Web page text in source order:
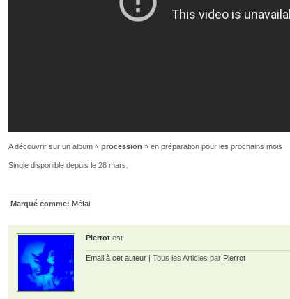
A découvrir sur un album « procession » en préparation pour les prochains mois
Single disponible depuis le 28 mars.
Marqué comme: Métal
Pierrot est
Email à cet auteur | Tous les Articles par Pierrot